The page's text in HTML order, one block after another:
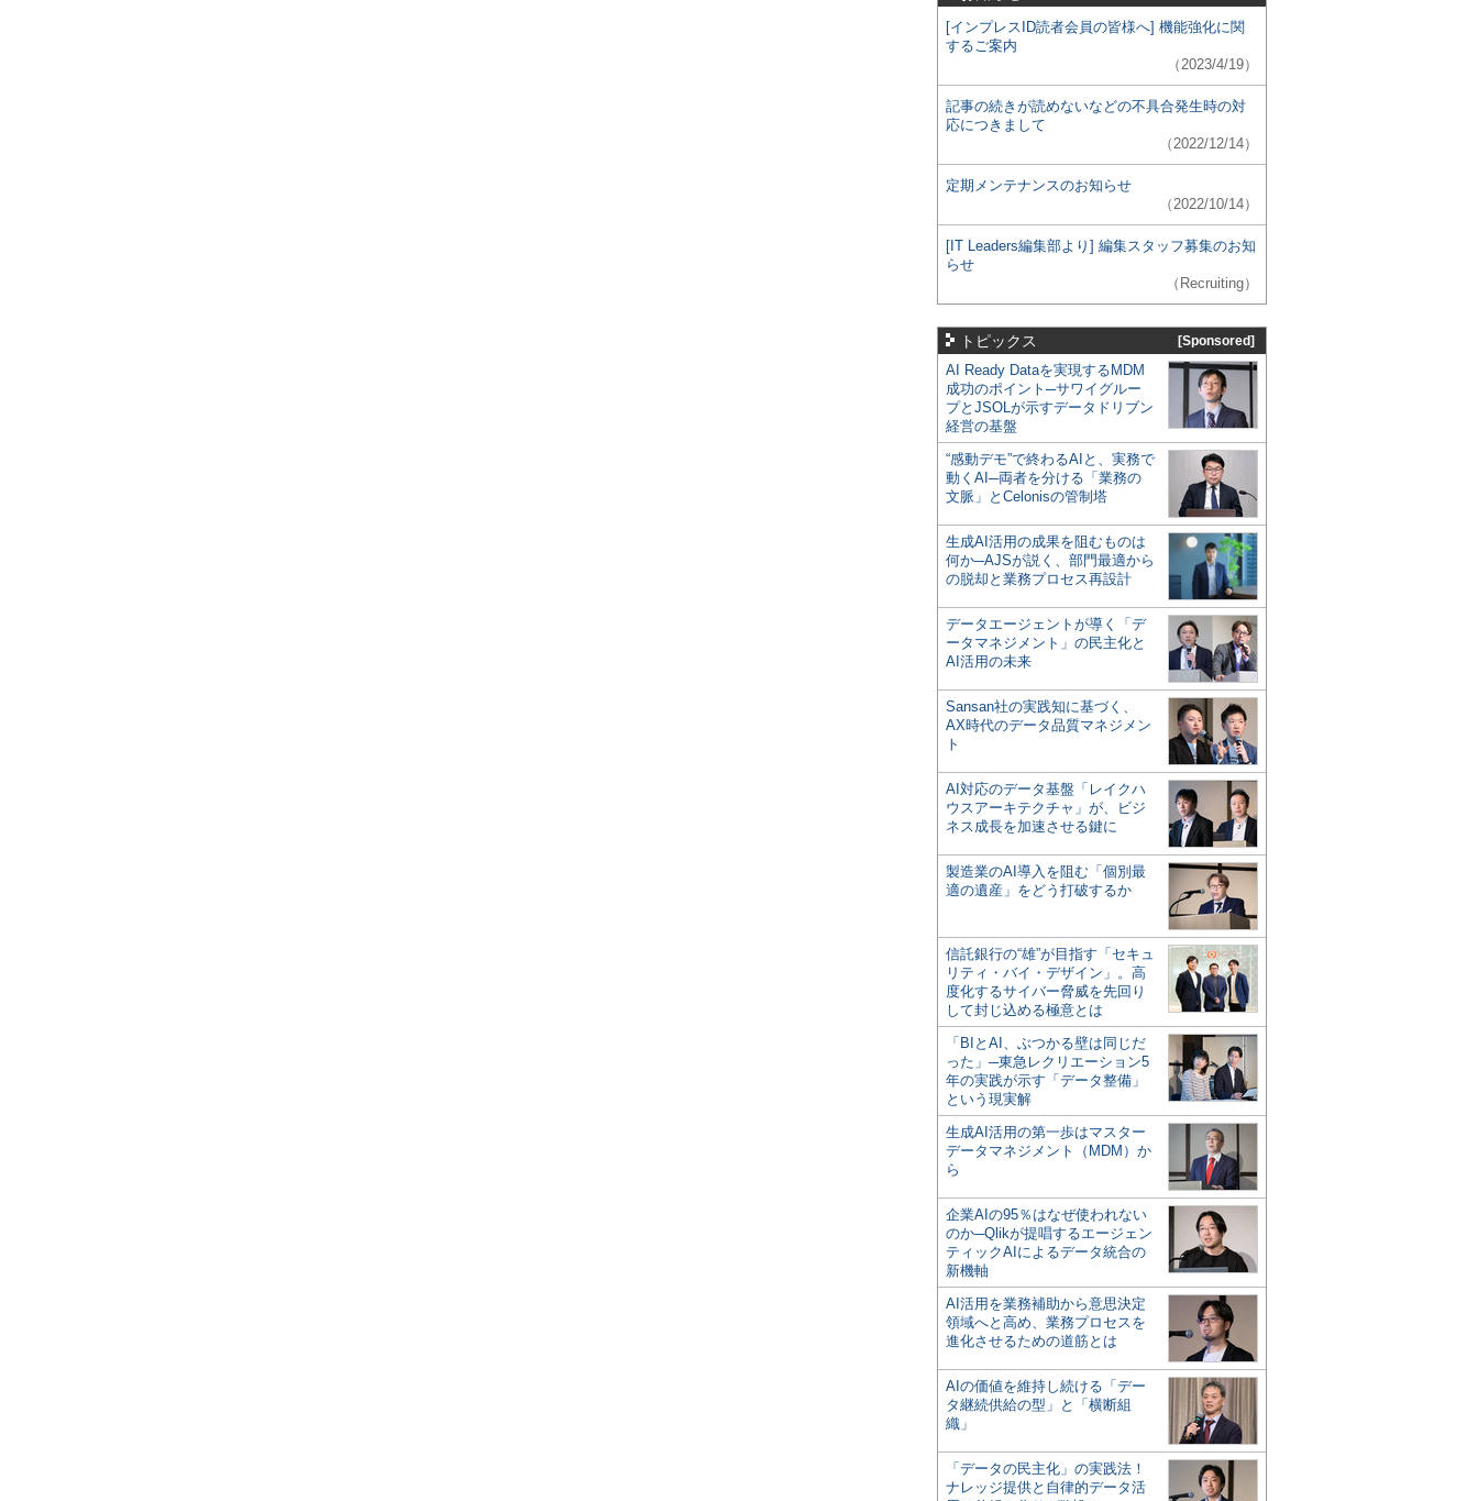
[インプレスID読者会員の皆様へ] 機能強化に関
するご案内
（2023/4/19）
記事の続きが読めないなどの不具合発生時の対
応につきまして
（2022/12/14）
定期メンテナンスのお知らせ
（2022/10/14）
[IT Leaders編集部より] 編集スタッフ募集のお知
らせ
（Recruiting）
トピックス [Sponsored]
AI Ready Dataを実現するMDM
成功のポイント─サワイグルー
プとJSOLが示すデータドリブン
経営の基盤
“感動デモ”で終わるAIと、実務で
動くAI─両者を分ける「業務の
文脈」とCelonisの管制塔
生成AI活用の成果を阻むものは
何か─AJSが説く、部門最適から
の脱却と業務プロセス再設計
データエージェントが導く「デ
ータマネジメント」の民主化と
AI活用の未来
Sansan社の実践知に基づく、
AX時代のデータ品質マネジメン
ト
AI対応のデータ基盤「レイクハ
ウスアーキテクチャ」が、ビジ
ネス成長を加速させる鍵に
製造業のAI導入を阻む「個別最
適の遺産」をどう打破するか
信託銀行の“雄”が目指す「セキュ
リティ・バイ・デザイン」。高
度化するサイバー脅威を先回り
して封じ込める極意とは
「BIとAI、ぶつかる壁は同じだ
った」─東急レクリエーション5
年の実践が示す「データ整備」
という現実解
生成AI活用の第一歩はマスター
データマネジメント（MDM）か
ら
企業AIの95％はなぜ使われない
のか─Qlikが提唱するエージェン
ティックAIによるデータ統合の
新機軸
AI活用を業務補助から意思決定
領域へと高め、業務プロセスを
進化させるための道筋とは
AIの価値を維持し続ける「デー
タ継続供給の型」と「横断組
織」
「データの民主化」の実践法！
ナレッジ提供と自律的データ活